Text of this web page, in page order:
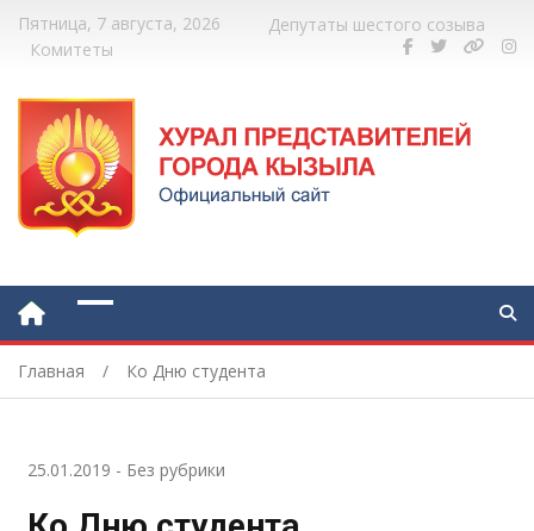
Пятница, 7 августа, 2026
Депутаты шестого созыва
Комитеты
Главная Ко Дню студента
25.01.2019 - Без рубрики